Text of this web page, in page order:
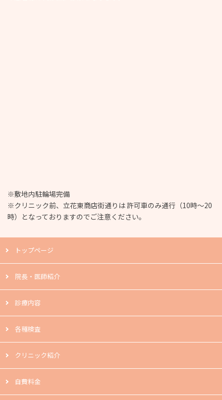
※敷地内駐輪場完備
※クリニック前、立花東商店街通りは 許可車のみ通行（10時～20
時）となっておりますのでご注意ください。
トップページ
院長・医師紹介
診療内容
各種検査
クリニック紹介
自費料金